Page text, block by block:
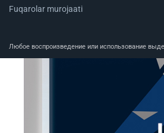
Fuqarolar murojaati
Любое воспроизведение или использование